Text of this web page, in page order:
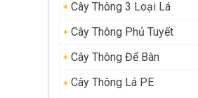
Cây Thông 3 Loại Lá
Cây Thông Phủ Tuyết
Cây Thông Để Bàn
Cây Thông Lá PE